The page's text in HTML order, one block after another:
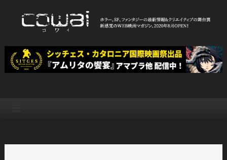
WEB映画マガジン「cowai コ
ワイ」